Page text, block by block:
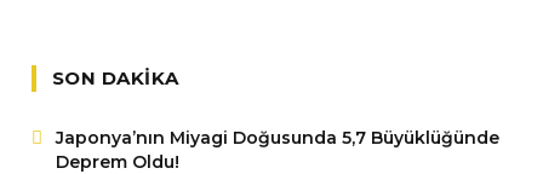
SON DAKIKA
Japonya’nın Miyagi Doğusunda 5,7 Büyüklüğünde
Deprem Oldu!